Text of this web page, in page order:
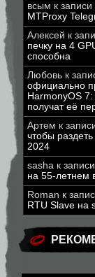
всым к записи
MTProxy
Алексей к
печку на 4
способна
Любовь к
официально
HarmonyOS
получат её
Артем к
чтобы
2024
sasha к записи
на 55-летнем
Roman к
RTU Slave на